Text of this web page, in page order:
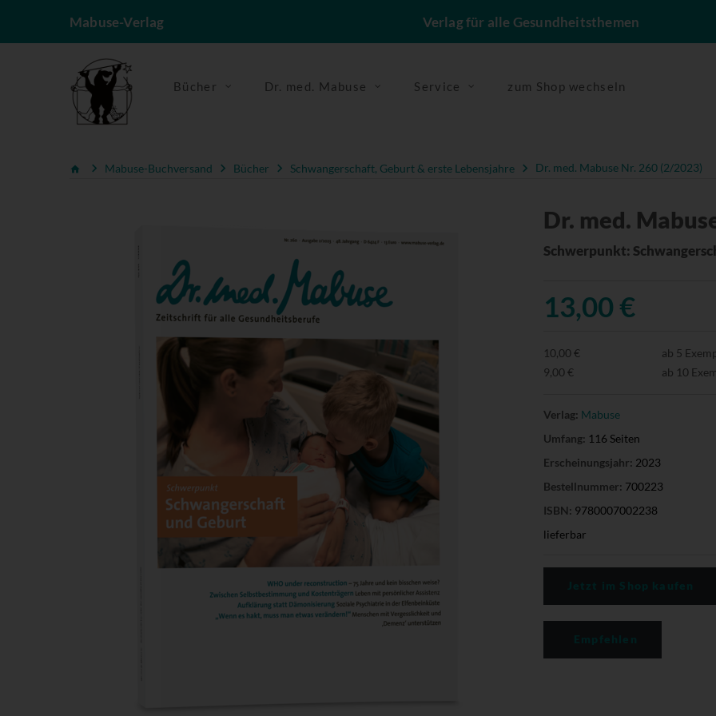
Mabuse-Verlag Verlag für alle Gesundheitsthemen
Bücher Dr. med. Mabuse Service zum Shop wechseln
Mabuse-Buchversand Bücher Schwangerschaft, Geburt & erste Lebensjahre Dr. med. Mabuse Nr. 260 (2/2023)
Dr. med.
Schwerpunkt:
13,00 €
10,00 € ab 5
9,00 €
ab 10
Verlag: Mabuse
Umfang: 116 Seiten
Erscheinungsjahr: 2023
Bestellnummer: 700223
ISBN: 9780007002238
lieferbar